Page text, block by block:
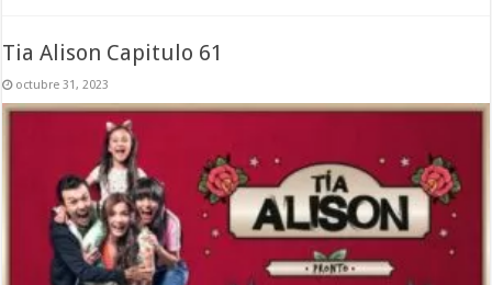
Tia Alison Capitulo 61
octubre 31, 2023